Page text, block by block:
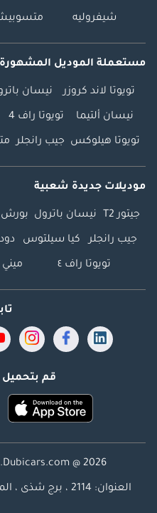
شيفروليه
مستعملة الموديل المشهورة
تويوتا لاند كروزر نيسان
نيسان ألتيما تويوتا راف 4
تويوتا هيلوكس جيب رانجلر
موديلات جديدة شعبية
جيتور T2 نيسان باترول بورش 911
جيب رانجلر كيا سيلتوس
تويوتا راف ٤ ميني
قم بتحميل
Dubicars.com @ 2026. جميع الحقوق محفوظة.
العنوان: 2114 ، برج شذى ، المدينة الإعلامية ، دبي ، الإمارات